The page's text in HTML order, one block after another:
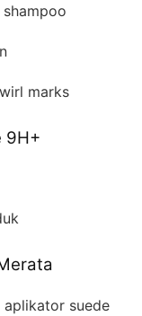
marks
9H+
aplikator suede